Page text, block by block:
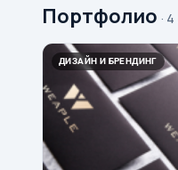
Портфолио · 4
ДИЗАЙН И БРЕНДИНГ